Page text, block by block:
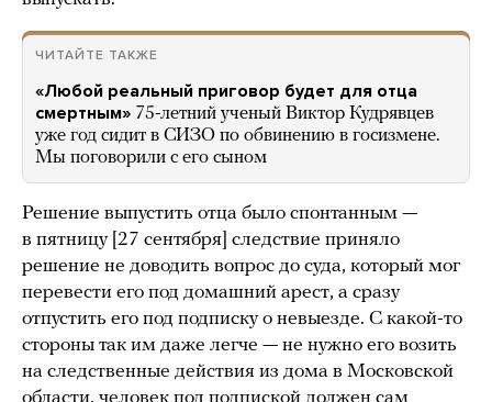
ЧИТАЙТЕ ТАКЖЕ
«Любой реальный приговор будет для отца
смертным» 75-летний ученый Виктор Кудрявцев
уже год сидит в СИЗО по обвинению в госизмене.
Мы поговорили с его сыном
Решение выпустить отца было спонтанным —
в пятницу [27 сентября] следствие приняло
решение не доводить вопрос до суда, который мог
перевести его под домашний арест, а сразу
отпустить его под подписку о невыезде. С какой-то
стороны так им даже легче — не нужно его возить
на следственные действия из дома в Московской